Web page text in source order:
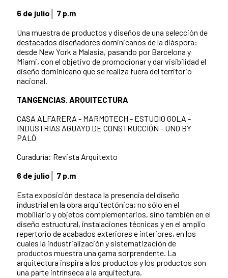
6 de julio│ 7 p.m
Una muestra de productos y diseños de una selección de
destacados diseñadores dominicanos de la diáspora:
desde New York a Malasia, pasando por Barcelona y
Miami, con el objetivo de promocionar y dar visibilidad el
diseño dominicano que se realiza fuera del territorio
nacional.
TANGENCIAS. ARQUITECTURA
CASA ALFARERA - MARMOTECH - ESTUDIO GOLA -
INDUSTRIAS AGUAYO DE CONSTRUCCIÓN - UNO BY
PALÓ
Curaduría: Revista Arquitexto
6 de julio│ 7 p.m
Esta exposición destaca la presencia del diseño
industrial en la obra arquitectónica; no sólo en el
mobiliario y objetos complementarios, sino también en el
diseño estructural, instalaciones técnicas y en el amplio
repertorio de acabados exteriores e interiores, en los
cuales la industrialización y sistematización de
productos muestra una gama sorprendente. La
arquitectura inspira a los productos y los productos son
una parte intrínseca a la arquitectura.